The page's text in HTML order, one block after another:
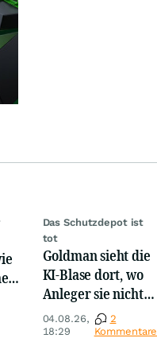
Das Schutzdepot ist
tot
Goldman sieht die
KI-Blase dort, wo
Anleger sie nicht
suchen
04.08.26,
18:29
2
Kommentare